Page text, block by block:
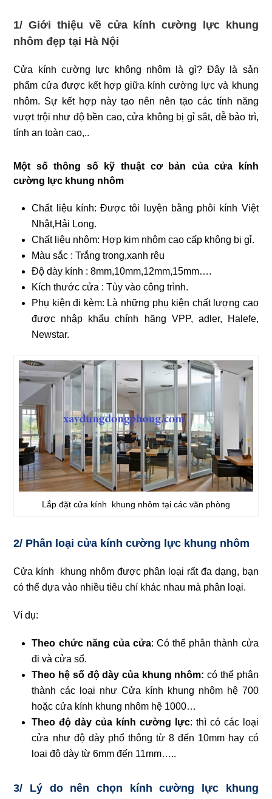
1/ Giới thiệu về cửa kính cường lực khung
nhôm đẹp tại Hà Nội
Cửa kính cường lực không nhôm là gì? Đây là sản
phẩm cửa được kết hợp giữa kính cường lực và khung
nhôm. Sự kết hợp này tạo nên nên tạo các tính năng
vượt trội như độ bền cao, cửa không bị gỉ sắt, dễ bảo trì,
tính an toàn cao,..
Một số thông số kỹ thuật cơ bản của cửa kính
cường lực khung nhôm
Chất liệu kính: Được tôi luyện bằng phôi kính Việt
Nhật,Hải Long.
Chất liệu nhôm: Hợp kim nhôm cao cấp không bị gỉ.
Màu sắc : Trắng trong,xanh rêu
Độ dày kính : 8mm,10mm,12mm,15mm….
Kích thước cửa : Tùy vào công trình.
Phụ kiện đi kèm: Là những phụ kiện chất lượng cao
được nhập khẩu chính hãng VPP, adler, Halefe,
Newstar.
Lắp đặt cửa kính khung nhôm tại các văn phòng
2/ Phân loại cửa kính cường lực khung nhôm
Cửa kính khung nhôm được phân loại rất đa dạng, bạn
có thể dựa vào nhiều tiêu chí khác nhau mà phân loại.
Ví dụ:
Theo chức năng của cửa: Có thể phân thành cửa
đi và cửa sổ.
Theo hệ số độ dày của khung nhôm: có thể phân
thành các loại như Cửa kính khung nhôm hệ 700
hoặc cửa kính khung nhôm hệ 1000…
Theo độ dày của kính cường lực: thì có các loại
cửa như độ dày phổ thông từ 8 đến 10mm hay có
loại độ dày từ 6mm đến 11mm…..
3/ Lý do nên chọn kính cường lực khung